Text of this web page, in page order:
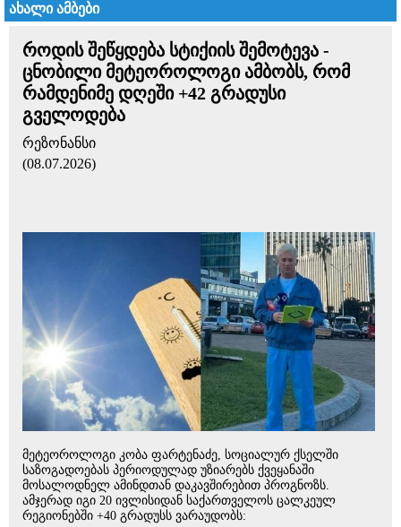
ახალი ამბები
როდის შეწყდება სტიქიის შემოტევა -
ცნობილი მეტეოროლოგი ამბობს, რომ
რამდენიმე დღეში +42 გრადუსი
გველოდება
რეზონანსი
(08.07.2026)
მეტეოროლოგი კობა ფარტენაძე, სოციალურ ქსელში
საზოგადოებას პერიოდულად უზიარებს ქვეყანაში
მოსალოდნელ ამინდთან დაკავშირებით პროგნოზს.
ამჯერად იგი 20 ივლისიდან საქართველოს ცალკეულ
რეგიონებში +40 გრადუსს ვარაუდობს: